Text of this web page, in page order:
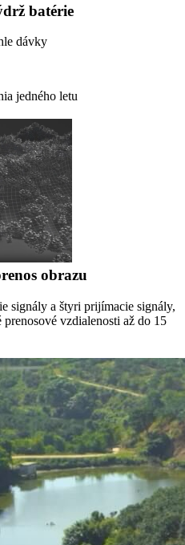
batérie
dávky
jedného letu
obrazu
signály a štyri prijímacie signály,
vzdialenosti až do 15